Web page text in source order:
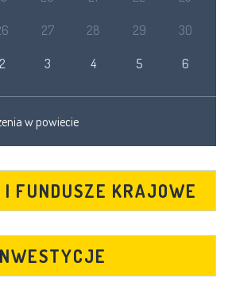
27 28 29 30
2 3 4 5 6
w powiecie
I FUNDUSZE KRAJOWE